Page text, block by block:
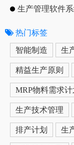
热门标签
智能制造 生
精益生产原则
MRP物料需求计
生产技术管理
排产计划 生